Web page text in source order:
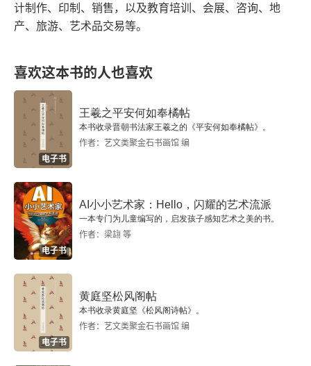
十六、从1989到2015
附录2：“邱振中：起点与生成”展览图录各部分导言
十七、关于“语·默——邱振中：书写中的诗与哲学”
附录：“语·默——邱振中：书写中的诗与哲学”展览前
十八、当代艺术中的书写
十九、书写：从观念到机制的变革
二十、“写意”：一种阐释
二十一、敏感·判断力·历史感
二十二、谈草书
计制作、印制、销售，以及教育培训、会展、咨询、地
产、旅游、艺术品交易等。
喜欢这本书的人也喜欢
电子书
王羲之平安何如奉橘帖
本书收录晋朝书法家王羲之的《平安何如奉橘帖》。
作者：艺文类聚金石书画馆 编
电子书
AI小小艺术家：Hello，闪耀的艺术流派
一本专门为儿童编写的，启发孩子感知艺术之美的书。
作者：梁翃 等
电子书
黄庭坚松风阁帖
本书收录黄庭坚《松风阁诗帖》。
作者：艺文类聚金石书画馆 编